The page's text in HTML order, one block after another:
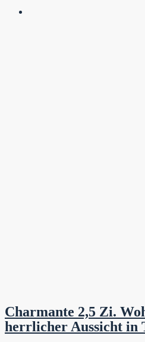
Charmante 2,5 Zi.
herrlicher Aussicht in